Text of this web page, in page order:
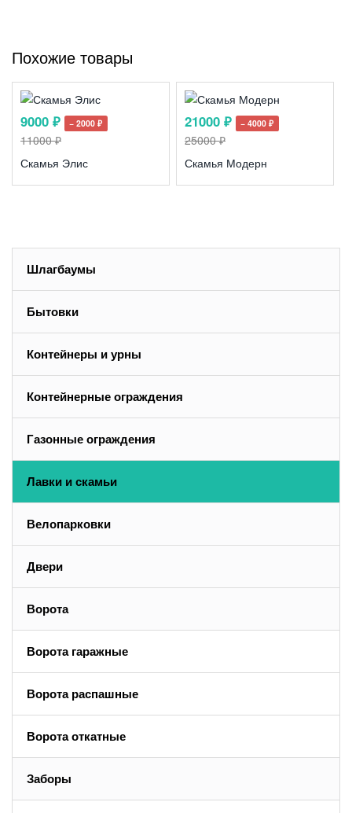
Похожие товары
9000 ₽ − 2000 ₽
11000 ₽
Скамья Элис
21000 ₽ − 4000 ₽
25000 ₽
Скамья Модерн
Шлагбаумы
Бытовки
Контейнеры и урны
Контейнерные ограждения
Газонные ограждения
Лавки и скамьи
Велопарковки
Двери
Ворота
Ворота гаражные
Ворота распашные
Ворота откатные
Заборы